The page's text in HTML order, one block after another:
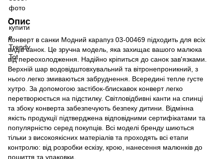
Опис
Конверт в санки Модний карапуз 03-00469 підходить для всіх
видів санок. Це зручна модель, яка захищає вашого малюка
від переохолодження. Надійно кріпиться до санок зав'язками.
Верхній шар водовідштовхувальний та вітронепроникний, з
нього легко змиваються забруднення. Всередині тепле густе
хутро. За допомогою застібок-блискавок конверт легко
перетворюється на підстилку. Світловідбивні канти на спинці
та збоку конверта забезпечують безпеку дитини. Відмінна
якість продукції підтверджена відповідними сертифікатами та
популярністю серед покупців. Всі моделі бренду шиються
тільки з високоякісних матеріалів та проходять всі етапи
контролю: від розробки ескізу, крою, нанесення малюнків до
пошиття та упаковки.